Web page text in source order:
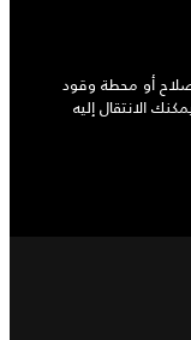
أو محطة وقود
الانتقال إليه